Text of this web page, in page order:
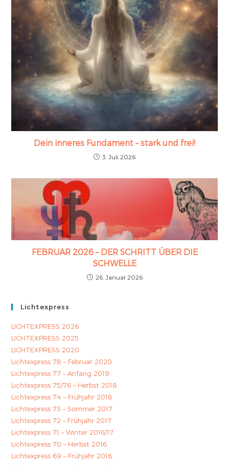
Dein inneres Fundament – stark und frei!
3. Juli 2026
FEBRUAR 2026 – DER SCHRITT ÜBER DIE
SCHWELLE
26. Januar 2026
Lichtexpress
LICHTEXPRESS 2026
LICHTEXPRESS 2025
LICHTEXPRESS 2020
Lichtexpress 78 – Februar 2020
Lichtexpress 77 – Anfang 2019
Lichtexpress 75/76 – Herbst 2018
Lichtexpress 74 – Frühjahr 2018
Lichtexpress 73 – Sommer 2017
Lichtexpress 72 – Frühjahr 2017
Lichtexpress 71 – Winter 2016/17
Lichtexpress 70 – Herbst 2016
Lichtexpress 69 – Frühjahr 2016